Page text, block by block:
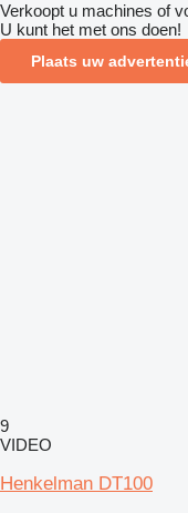
Verkoopt u machines of
U kunt het met ons doen!
Plaats uw
9
VIDEO
Henkelman DT100